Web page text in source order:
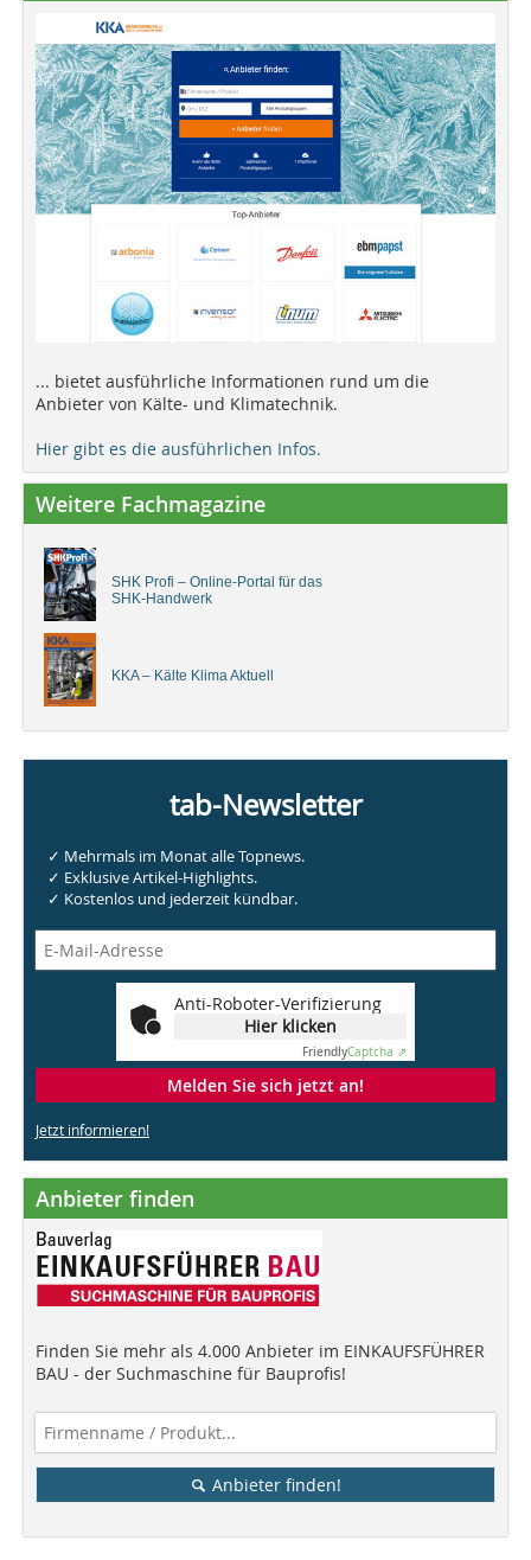
... bietet ausführliche Informationen rund um die
Anbieter von Kälte- und Klimatechnik.
Hier gibt es die ausführlichen Infos.
Weitere Fachmagazine
SHK Profi – Online-Portal für das
SHK-Handwerk
KKA – Kälte Klima Aktuell
tab-Newsletter
✓ Mehrmals im Monat alle Topnews.
✓ Exklusive Artikel-Highlights.
✓ Kostenlos und jederzeit kündbar.
Anti-Roboter-Verifizierung
Hier klicken
FriendlyCaptcha ⇗
Melden Sie sich jetzt an!
Jetzt informieren!
Anbieter finden
Finden Sie mehr als 4.000 Anbieter im EINKAUFSFÜHRER
BAU - der Suchmaschine für Bauprofis!
Anbieter finden!